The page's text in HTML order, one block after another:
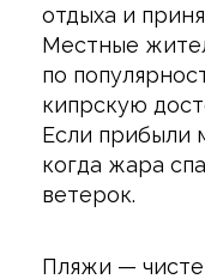
отдыха и
Местные
по
кипрскую
Если прибыли
когда жара
ветерок.
Пляжи —